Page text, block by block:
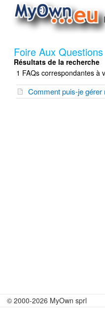
Foire Aux Questions
Résultats de la recherche
1 FAQs correspondantes à
Comment puis-je
© 2000-2026 MyOwn sprl